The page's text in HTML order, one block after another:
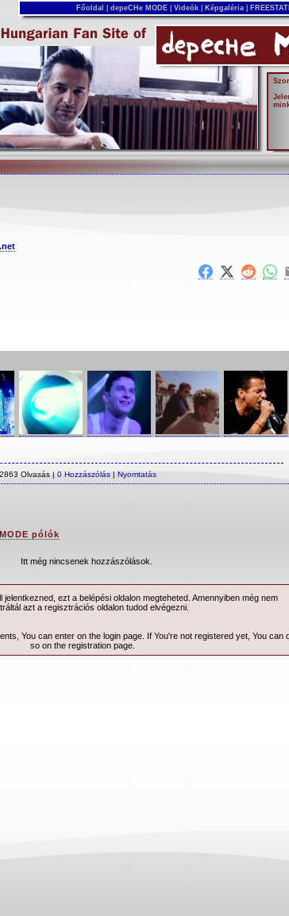
Főoldal depeCHe MODE Videók Képgaléria
Olvasás | 0 Hozzászólás | Nyomtatás
pólók
Itt még nincsenek hozzászólások.
jelentkezned, ezt a belépésioldalon megteheted. Amennyiben még nem
azt a regisztrációs oldalon tudod elvégezni.
You can enter on the login page . If You're not registered yet, You can
so on the registration page